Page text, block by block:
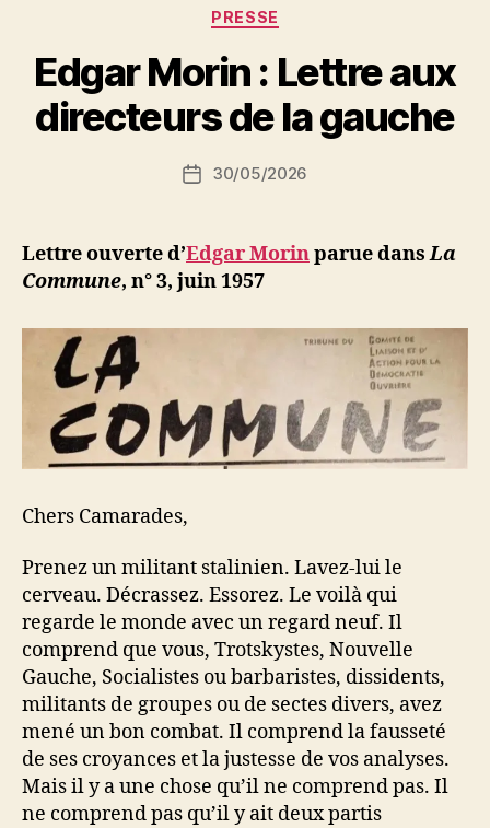
Catégories
PRESSE
Edgar Morin : Lettre aux
directeurs de la gauche
Auteur
de
P
a
r
S
N
ji
b
Date30/05/2026
Lettre ouverte d’Edgar Morinparue dansLa
Commune, n° 3, juin 1957
Chers Camarades,
Prenez un militant stalinien. Lavez-lui le
cerveau. Décrassez. Essorez. Le voilà qui
regarde le monde avec un regard neuf. Il
comprend que vous, Trotskystes, Nouvelle
Gauche, Socialistes ou barbaristes, dissidents,
militants de groupes ou de sectes divers, avez
mené un bon combat. Il comprend la fausseté
de ses croyances et la justesse de vos analyses.
Mais il y a une chose qu’il ne comprend pas. Il
ne comprend pas qu’il y ait deux partis